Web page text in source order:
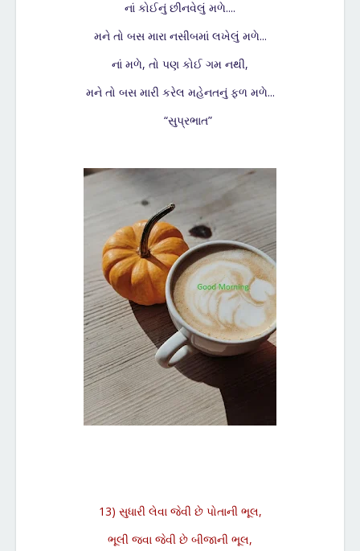
નાં કોઈનું છીનવેલું મળે....
મને તો બસ મારા નસીબમાં લખેલું મળે...
નાં મળે, તો પણ કોઈ ગમ નથી,
મને તો બસ મારી કરેલ મહેનતનું ફળ મળે...
“સુપ્રભાત”
13) સુધારી લેવા જેવી છે પોતાની ભૂલ,
ભૂલી જવા જેવી છે બીજાની ભૂલ,